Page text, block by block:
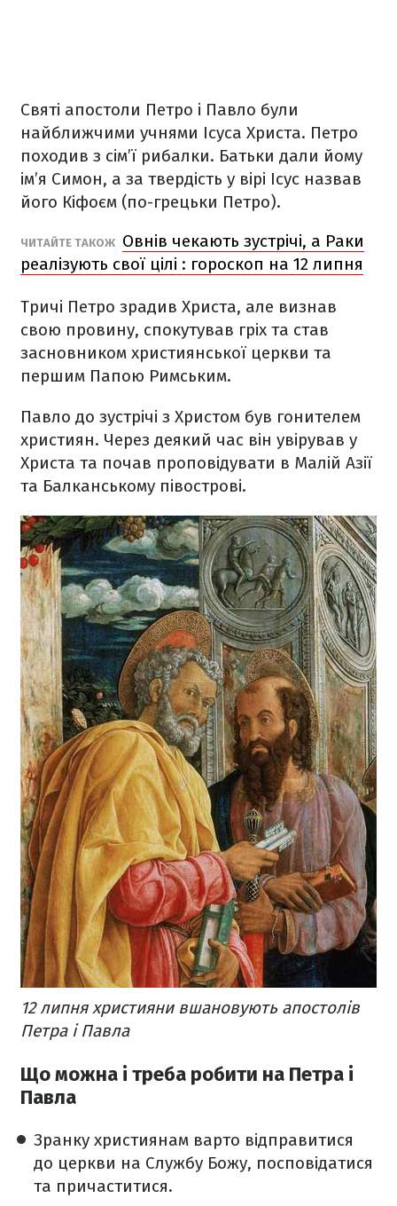
Святі апостоли Петро і Павло були
найближчими учнями Ісуса Христа. Петро
походив з сім’ї рибалки. Батьки дали йому
ім’я Симон, а за твердість у вірі Ісус назвав
його Кіфоєм (по-грецьки Петро).
ЧИТАЙТЕ ТАКОЖ Овнів чекають зустрічі, а Раки
реалізують свої цілі : гороскоп на 12 липня
Тричі Петро зрадив Христа, але визнав
свою провину, спокутував гріх та став
засновником християнської церкви та
першим Папою Римським.
Павло до зустрічі з Христом був гонителем
християн. Через деякий час він увірував у
Христа та почав проповідувати в Малій Азії
та Балканському півострові.
12 липня християни вшановують апостолів
Петра і Павла
Що можна і треба робити на Петра і
Павла
Зранку християнам варто відправитися
до церкви на Службу Божу, посповідатися
та причаститися.